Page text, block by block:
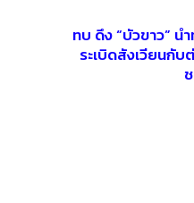
ทบ ดึง “บัวขาว” น
ระเบิดสังเวียนกับ